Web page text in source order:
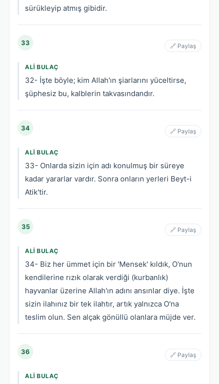
sürükleyip atmış gibidir.
33 🔗 Paylaş
ALI BULAÇ
32- İşte böyle; kim Allah'ın şiarlarını yüceltirse,
şüphesiz bu, kalblerin takvasındandır.
34 🔗 Paylaş
ALI BULAÇ
33- Onlarda sizin için adı konulmuş bir süreye
kadar yararlar vardır. Sonra onların yerleri Beyt-i
Atik'tir.
35 🔗 Paylaş
ALI BULAÇ
34- Biz her ümmet için bir 'Mensek' kıldık, O'nun
kendilerine rızık olarak verdiği (kurbanlık)
hayvanlar üzerine Allah'ın adını ansınlar diye. İşte
sizin ilahınız bir tek ilahtır, artık yalnızca O'na
teslim olun. Sen alçak gönüllü olanlara müjde ver.
36 🔗 Paylaş
ALI BULAÇ